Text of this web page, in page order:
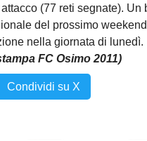
(77 reti segnate).
del prossimo
nella giornata di lunedì.
FC Osimo 2011)
Condividi su X